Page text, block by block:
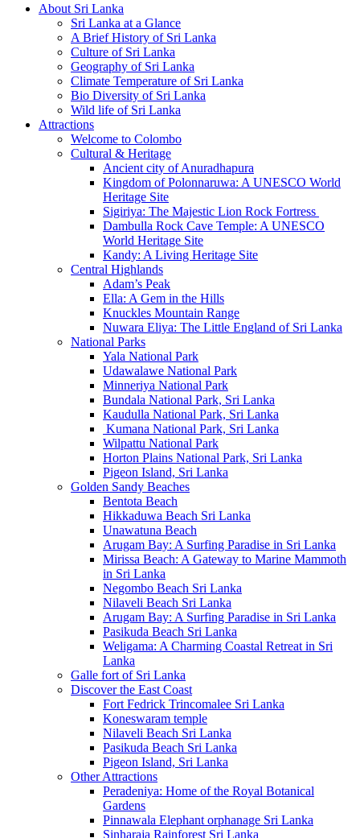
About Sri Lanka
Sri Lanka at a Glance
A Brief History of Sri Lanka
Culture of Sri Lanka
Geography of Sri Lanka
Climate Temperature of Sri Lanka
Bio Diversity of Sri Lanka
Wild life of Sri Lanka
Attractions
Welcome to Colombo
Cultural & Heritage
Ancient city of Anuradhapura
Kingdom of Polonnaruwa: A UNESCO World
Heritage Site
Sigiriya: The Majestic Lion Rock Fortress
Dambulla Rock Cave Temple: A UNESCO
World Heritage Site
Kandy: A Living Heritage Site
Central Highlands
Adam’s Peak
Ella: A Gem in the Hills
Knuckles Mountain Range
Nuwara Eliya: The Little England of Sri Lanka
National Parks
Yala National Park
Udawalawe National Park
Minneriya National Park
Bundala National Park, Sri Lanka
Kaudulla National Park, Sri Lanka
Kumana National Park, Sri Lanka
Wilpattu National Park
Horton Plains National Park, Sri Lanka
Pigeon Island, Sri Lanka
Golden Sandy Beaches
Bentota Beach
Hikkaduwa Beach Sri Lanka
Unawatuna Beach
Arugam Bay: A Surfing Paradise in Sri Lanka
Mirissa Beach: A Gateway to Marine Mammoth
in Sri Lanka
Negombo Beach Sri Lanka
Nilaveli Beach Sri Lanka
Arugam Bay: A Surfing Paradise in Sri Lanka
Pasikuda Beach Sri Lanka
Weligama: A Charming Coastal Retreat in Sri
Lanka
Galle fort of Sri Lanka
Discover the East Coast
Fort Fedrick Trincomalee Sri Lanka
Koneswaram temple
Nilaveli Beach Sri Lanka
Pasikuda Beach Sri Lanka
Pigeon Island, Sri Lanka
Other Attractions
Peradeniya: Home of the Royal Botanical
Gardens
Pinnawala Elephant orphanage Sri Lanka
Sinharaja Rainforest Sri Lanka